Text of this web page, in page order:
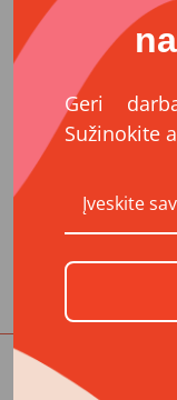
Pakartokite
Patvirtinu, kad
Taisyklėmis
Geri
Sužinokite